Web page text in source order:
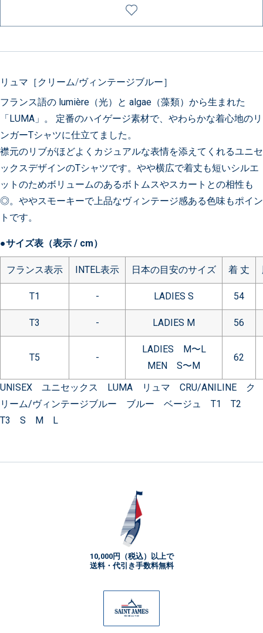
リュマ［クリーム/ヴィンテージブルー］
フランス語の lumière（光）と algae（藻類）から生まれた
「LUMA」。 定番のハイゲージ素材で、やわらかな着心地のリ
ンガーTシャツに仕立てました。
襟元のリブがほどよくカジュアルな表情を添えてくれるユニセ
ックスデザインのTシャツです。やや横広で着丈も短いシルエ
ットのためボリュームのあるボトムスやスカートとの相性も
◎。ややスモーキーで上品なヴィンテージ感ある色味もポイン
トです。
●サイズ表（表示 / cm）
フランス表示 INTEL表示 日本の目安のサイズ 着 丈
T1 - LADIES S 54
T3 - LADIES M 56
T5 -
LADIES M〜L
MEN S〜M
62
UNISEX ユニセックス LUMA リュマ CRU/ANILINE ク
リーム/ヴィンテージブルー ブルー ベージュ T1 T2
T3 S M L
10,000円（税込）以上で
送料・代引き手数料無料